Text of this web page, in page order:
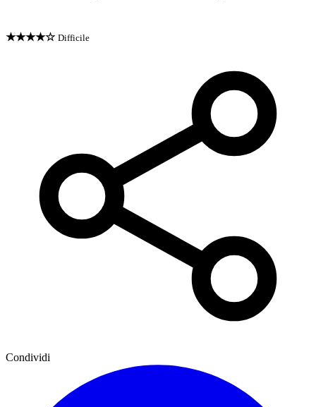
★★★★☆ Difficile
Condividi